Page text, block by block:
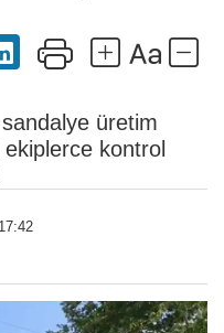
üretim
ekiplerce kontrol